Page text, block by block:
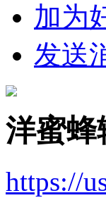
加为
发送
洋蜜蜂
https://